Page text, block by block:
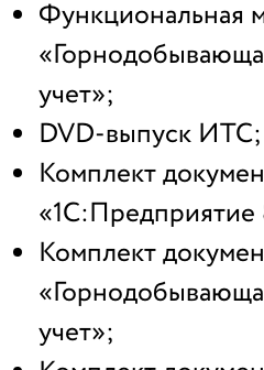
Функциональная
учет»;
DVD-выпуск ИТС;
Комплект
«1С:Предприятие
Комплект
учет»;